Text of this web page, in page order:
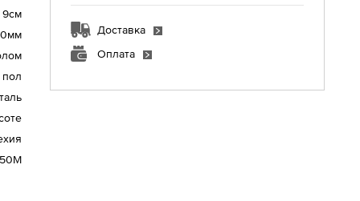
9см
пол
Доставка
Оплата